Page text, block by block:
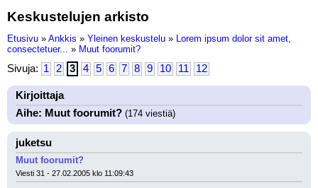
Keskustelujen arkisto
Etusivu » Ankkis » Yleinen keskustelu » Lorem ipsum dolor sit amet,
consectetuer... » Muut foorumit?
Sivuja: 1 2 3 4 5 6 7 8 9 10 11 12
Kirjoittaja
Aihe: Muut foorumit? (174 viestiä)
juketsu
Muut foorumit?
Viesti 31 - 27.02.2005 klo 11:09:43